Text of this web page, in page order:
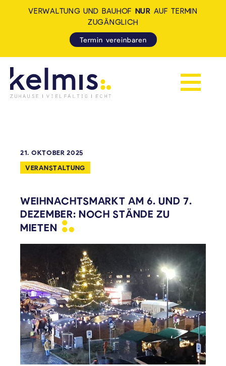
Navigation
VERWALTUNG UND BAUHOF NUR AUF TERMIN
ZUGÄNGLICH
Termin vereinbaren
21. OKTOBER 2025
VERANSTALTUNG
WEIHNACHTSMARKT AM 6. UND 7.
DEZEMBER: NOCH STÄNDE ZU
MIETEN